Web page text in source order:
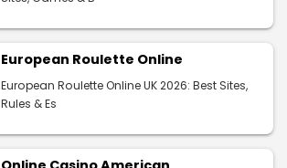
European Roulette Online
European Roulette Online UK 2026: Best Sites,
Rules & Es